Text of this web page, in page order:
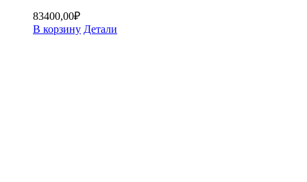
83400,00₽
В корзину Детали